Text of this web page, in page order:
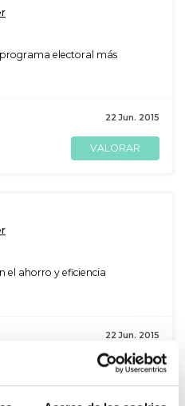
electoral más
22 Jun. 2015
VALORAR
el ahorro y eficiencia
22 Jun. 2015
VALORAR